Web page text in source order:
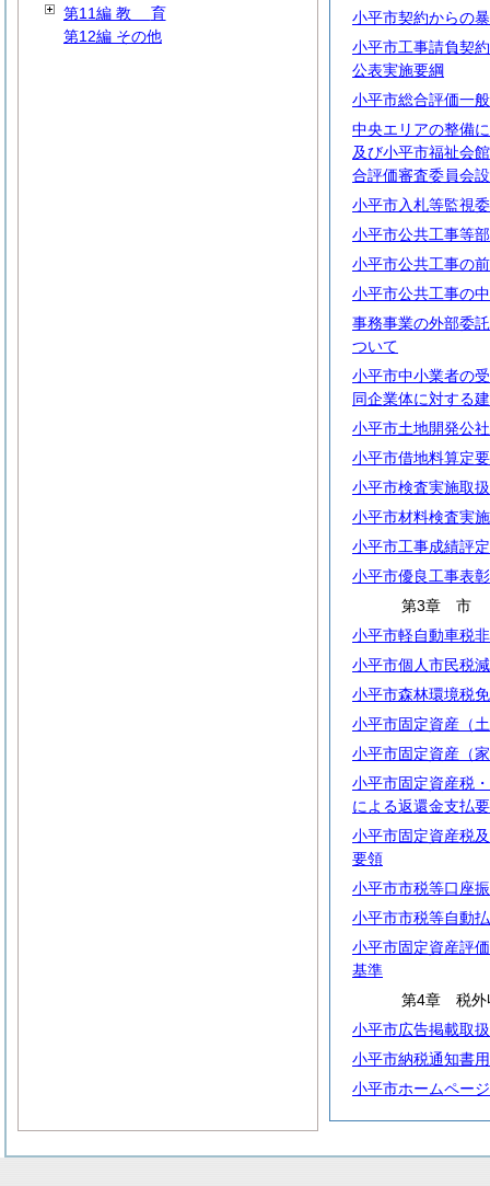
小平市契約からの
小平市工事請負契
公表実施要綱
小平市総合評価一
中央エリアの整備
及び小平市福祉会
合評価審査委員会
小平市入札等監視
小平市公共工事等
小平市公共工事の
小平市公共工事の
事務事業の外部委
ついて
小平市中小業者の
同企業体に対する
小平市土地開発公
小平市借地料算定
小平市検査実施取
小平市材料検査実
小平市工事成績評
小平市優良工事表
第3章 市
小平市軽自動車税
小平市個人市民税
小平市森林環境税
小平市固定資産（
小平市固定資産（
小平市固定資産税
による返還金支払
小平市固定資産税
要領
小平市市税等口座
小平市市税等自動
小平市固定資産評
基準
第4章 税外
小平市広告掲載取
小平市納税通知書
小平市ホームペー
第11編 教 育
第12編 その他